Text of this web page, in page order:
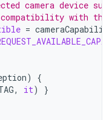
camera device
compatibility with the
=
)
{
, it)
}